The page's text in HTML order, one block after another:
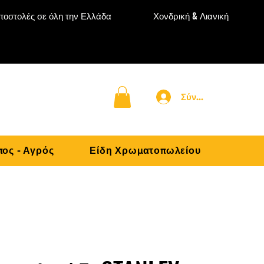
σε όλη την Ελλάδα Χονδρική & Λιανική
Σύνδεση
- Αγρός Είδη Χρωματοπωλείου